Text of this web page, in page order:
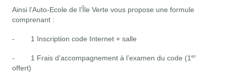
Ainsi l’Auto-Ecole de l’Île Verte vous propose une formule
comprenant :
- 1 Inscription code Internet + salle
- 1 Frais d’accompagnement à l’examen du code (1er
offert)